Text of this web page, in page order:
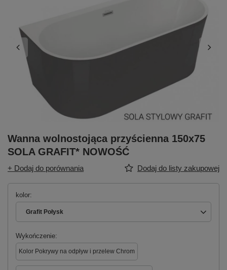
Wanna wolnostojąca przyścienna 150x75
SOLA GRAFIT* NOWOŚĆ
+ Dodaj do porównania Dodaj do listy zakupowej
kolor
Grafit Połysk
Wykończenie
Kolor Pokrywy na odpływ i przelew Chrom